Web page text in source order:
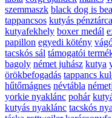
szemmaszk black dog is
tappancsos kutyás pénztárca
kutyafekhely boxer medál
papillon egyedi kötény
tacskós sál támogatói
bagoly német juhász kutya
örökbefogadás tappancs
hűtőmágnes névtábla
yorkie nyaklánc pohár
kutyás nyaklánc tacskós